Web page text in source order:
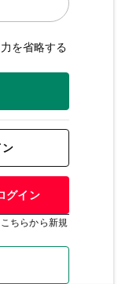
を省略する
グイン
ちらから新規